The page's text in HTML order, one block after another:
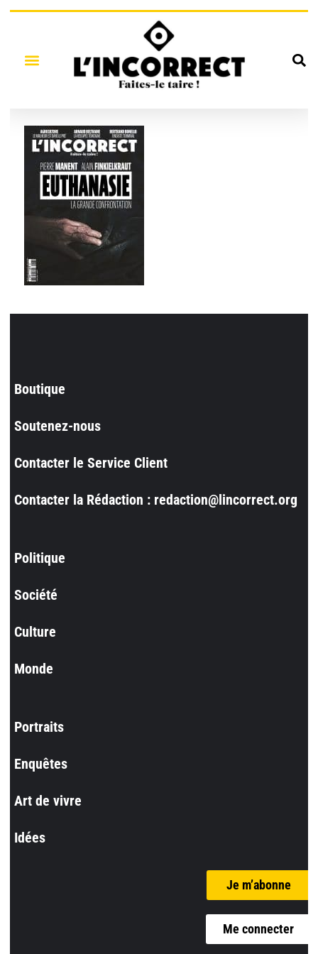
Boutique
Soutenez-nous
Contacter le Service Client
Contacter la Rédaction : redaction@lincorrect.org
Politique
Société
Culture
Monde
Portraits
Enquêtes
Art de vivre
Idées
Je m’abonne
Me connecter